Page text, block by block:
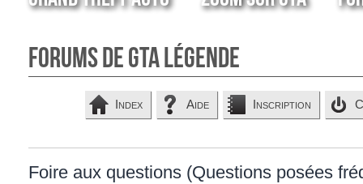
Forums de GTA Légende
Index Aide Inscription
Foire aux questions (Questions posées